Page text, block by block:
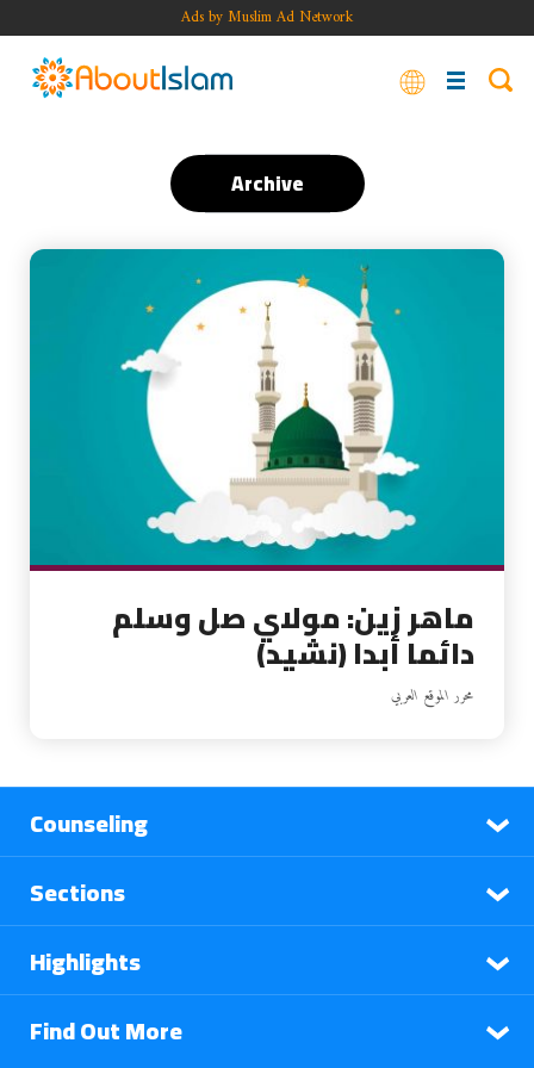
Ads by Muslim Ad Network
Archive
ماهر زين: مولاي صل وسلم
دائما أبدا (نشيد)
محرر الموقع العربي
Counseling
Sections
Highlights
Find Out More